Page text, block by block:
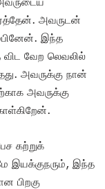
அவருடன்
இந்த
விட வேற லெவலில்
அவருக்கு நான்
அவருக்கு
கற்றுக்
இயக்குநரும், இந்த
பிறகு